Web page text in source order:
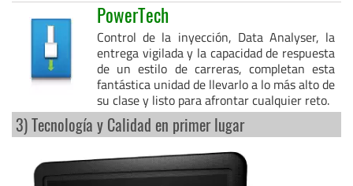
PowerTech
Control de la inyección, Data Analyser, la
entrega vigilada y la capacidad de respuesta
de un estilo de carreras, completan esta
fantástica unidad de llevarlo a lo más alto de
su clase y listo para afrontar cualquier reto.
3) Tecnología y Calidad en primer lugar